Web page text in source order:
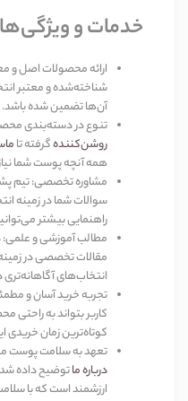
خدمات و
ارائه محصولات اصل و
شناخته‌شده و معتبر
آن‌ها تضمین شده باشد.
تنوع در دسته‌بندی
روشن‌کنندهگرفته تا
همه آنچه پوست شما
مشاوره تخصصی:تیم
سوالات شما در زمینه
راهنمایی بیشتر
مطالب آموزشی و علمی:
مقالات تخصصی در
انتخاب‌های
تجربه خرید آسان و
کاربر بتواند به راحتی
کوتاه‌ترین زمان خریدی
تعهد به سلامت پوست
درباره ماتوضیح داده
ارزشمند است که با